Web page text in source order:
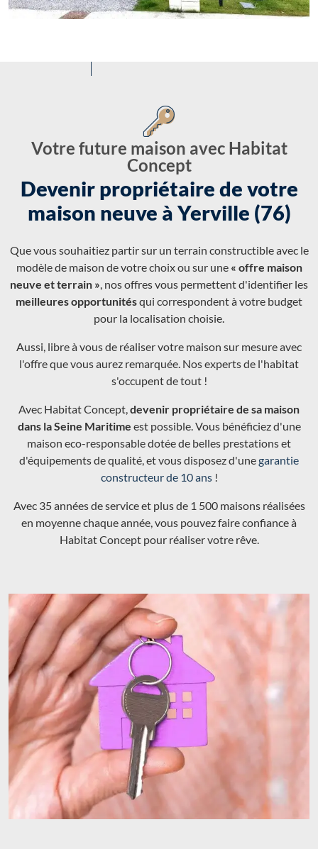
Votre future maison avec Habitat
Concept
Devenir propriétaire de votre
maison neuve à Yerville (76)
Que vous souhaitiez partir sur un terrain constructible avec le
modèle de maison de votre choix ou sur une « offre maison
neuve et terrain », nos offres vous permettent d'identifier les
meilleures opportunitésqui correspondent à votre budget
pour la localisation choisie.
Aussi, libre à vous de réaliser votre maison sur mesure avec
l'offre que vous aurez remarquée. Nos experts de l'habitat
s'occupent de tout !
Avec Habitat Concept,devenir propriétaire de sa maison
dans la Seine Maritime est possible. Vous bénéficiez d'une
maison eco-responsable dotée de belles prestations et
d'équipements de qualité, et vous disposez d'unegarantie
constructeur de 10 ans!
Avec 35 années de service et plus de 1 500 maisons réalisées
en moyenne chaque année, vous pouvez faire confiance à
Habitat Concept pour réaliser votre rêve.